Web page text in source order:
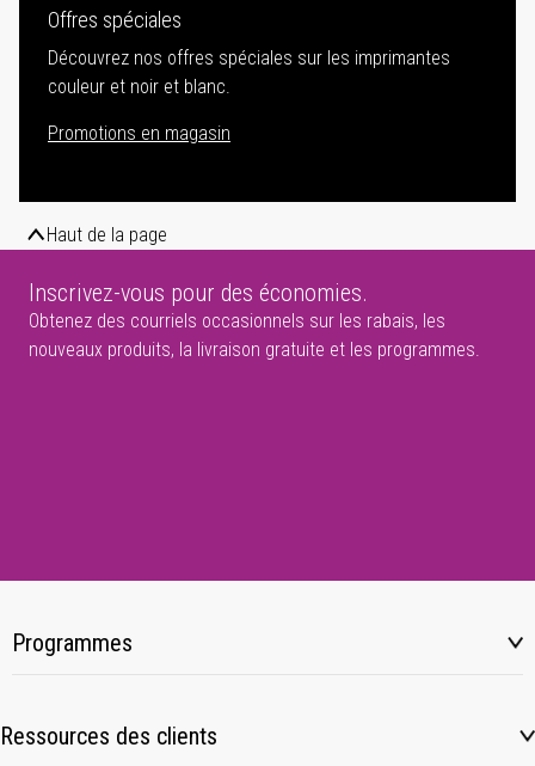
Offres spéciales
Découvrez nos offres spéciales sur les imprimantes
couleur et noir et blanc.
Promotions en magasin
Haut de la page
Inscrivez-vous pour des économies.
Obtenez des courriels occasionnels sur les rabais, les
nouveaux produits, la livraison gratuite et les programmes.
Programmes
Ressources des clients